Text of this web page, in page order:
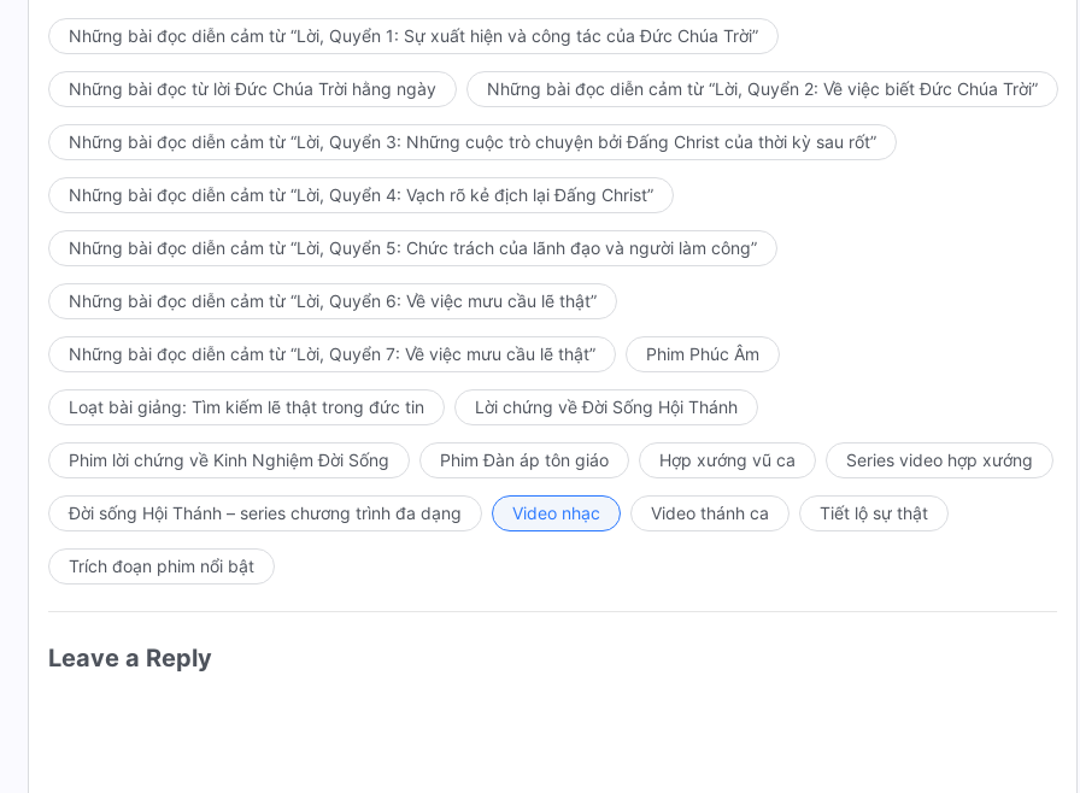
Ngài cũng sẽ không trở lại xác thịt để thực hiện bất kỳ công tác nào nữa.
Trích từ: Lời, Quyển 1 – Sự xuất hiện và công tác của Đức Chúa Trời, Lẽ mầu nhiệm của sự nhập thể (4)
Những bài đọc diễn cảm từ “Lời, Quyển 1: Sự xuất hiện và công tác của Đức Chúa Trời”
Những bài đọc từ lời Đức Chúa Trời hằng ngày Những bài đọc diễn cảm từ “Lời, Quyển 2: Về việc biết Đức Chúa Trời”
Những bài đọc diễn cảm từ “Lời, Quyển 3: Những cuộc trò chuyện bởi Đấng Christ của thời kỳ sau rốt”
Những bài đọc diễn cảm từ “Lời, Quyển 4: Vạch rõ kẻ địch lại Đấng Christ”
Những bài đọc diễn cảm từ “Lời, Quyển 5: Chức trách của lãnh đạo và người làm công”
Những bài đọc diễn cảm từ “Lời, Quyển 6: Về việc mưu cầu lẽ thật”
Những bài đọc diễn cảm từ “Lời, Quyển 7: Về việc mưu cầu lẽ thật” Phim Phúc Âm
Loạt bài giảng: Tìm kiếm lẽ thật trong đức tin Lời chứng về Đời Sống Hội Thánh
Phim lời chứng về Kinh Nghiệm Đời Sống Phim Đàn áp tôn giáo Hợp xướng vũ ca Series video hợp xướng
Đời sống Hội Thánh – series chương trình đa dạng Video nhạc Video thánh ca Tiết lộ sự thật
Trích đoạn phim nổi bật
Leave a Reply